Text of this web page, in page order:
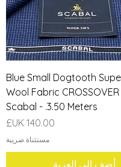
Blue Small Dogtooth
Wool Fabric CROSSOVER
Scabal - .3.50 Meters
السعر
مستثناة ضريبة
أضِف إلى العربة